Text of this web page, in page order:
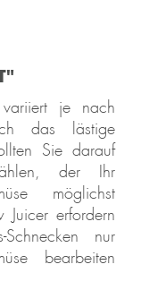
variiert je nach
das lästige
Sie darauf
der Ihr
möglichst
Juicer erfordern
nur
bearbeiten